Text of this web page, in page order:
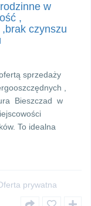
w
,
czynszu
sprzedaży
,
Bieszczad w
To idealna
prywatna